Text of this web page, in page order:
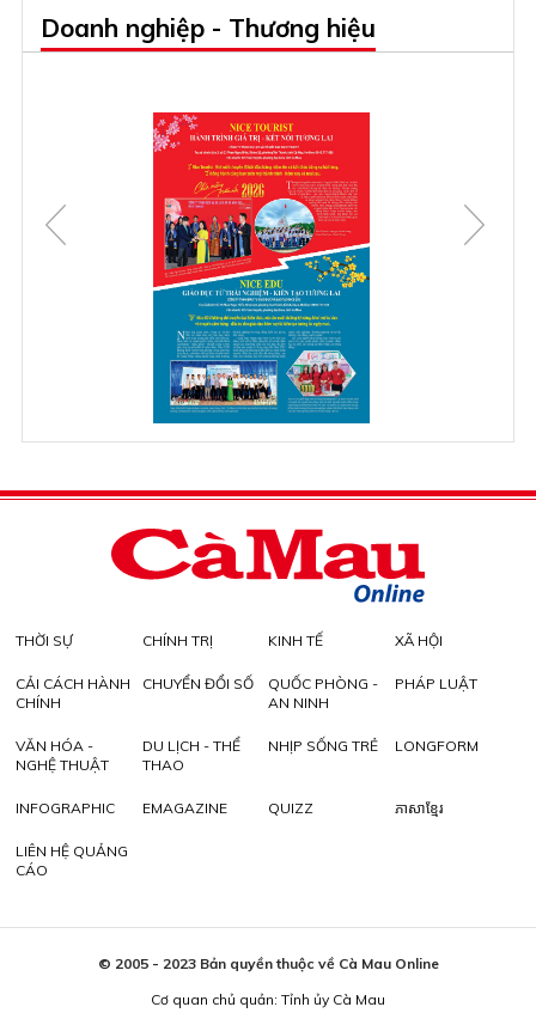
Doanh nghiệp - Thương hiệu
THỜI SỰ CHÍNH TRỊ KINH TẾ XÃ HỘI
CẢI CÁCH HÀNH
CHÍNH
CHUYỂN ĐỔI SỐ
QUỐC PHÒNG -
AN NINH
PHÁP LUẬT
VĂN HÓA -
NGHỆ THUẬT
DU LỊCH - THỂ
THAO
NHỊP SỐNG TRẺ LONGFORM
INFOGRAPHIC EMAGAZINE QUIZZ ភាសាខ្មែរ
LIÊN HỆ QUẢNG
CÁO
© 2005 - 2023 Bản quyền thuộc về Cà Mau Online
Cơ quan chủ quản: Tỉnh ủy Cà Mau